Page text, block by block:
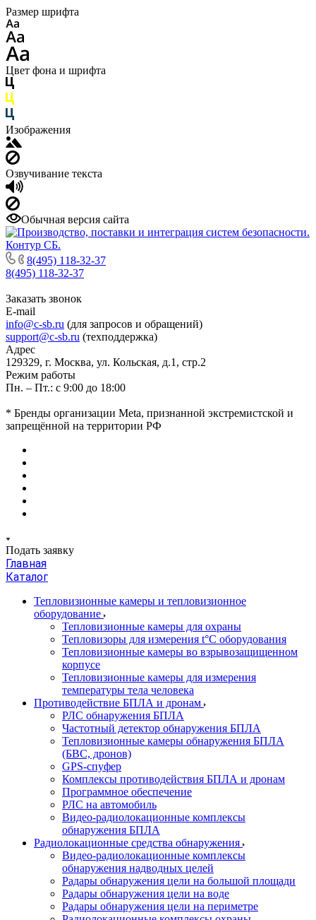
Размер шрифта
Цвет фона и шрифта
Изображения
Озвучивание текста
Обычная версия сайта
8(495) 118-32-37
8(495) 118-32-37
Заказать звонок
E-mail
info@c-sb.ru (для запросов и обращений)
support@c-sb.ru (техподдержка)
Адрес
129329, г. Москва, ул. Кольская, д.1, стр.2
Режим работы
Пн. – Пт.: с 9:00 до 18:00
* Бренды организации Meta, признанной экстремистской и
запрещённой на территории РФ
Подать заявку
Главная
Каталог
Тепловизионные камеры и тепловизионное
оборудование
Тепловизионные камеры для охраны
Тепловизоры для измерения t°С оборудования
Тепловизионные камеры во взрывозащищенном
корпусе
Тепловизионные камеры для измерения
температуры тела человека
Противодействие БПЛА и дронам
РЛС обнаружения БПЛА
Частотный детектор обнаружения БПЛА
Тепловизионные камеры обнаружения БПЛА
(БВС, дронов)
GPS-спуфер
Комплексы противодействия БПЛА и дронам
Программное обеспечение
РЛС на автомобиль
Видео-радиолокационные комплексы
обнаружения БПЛА
Радиолокационные средства обнаружения
Видео-радиолокационные комплексы
обнаружения надводных целей
Радары обнаружения цели на большой площади
Радары обнаружения цели на воде
Радары обнаружения цели на периметре